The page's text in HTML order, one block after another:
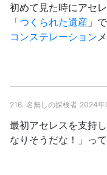
初めて見た時にアセ
「つくられた遺産 」
コンステレーション
216. 名無しの探検者 2024
最初アセレスを支持
なりそうだな！」っ